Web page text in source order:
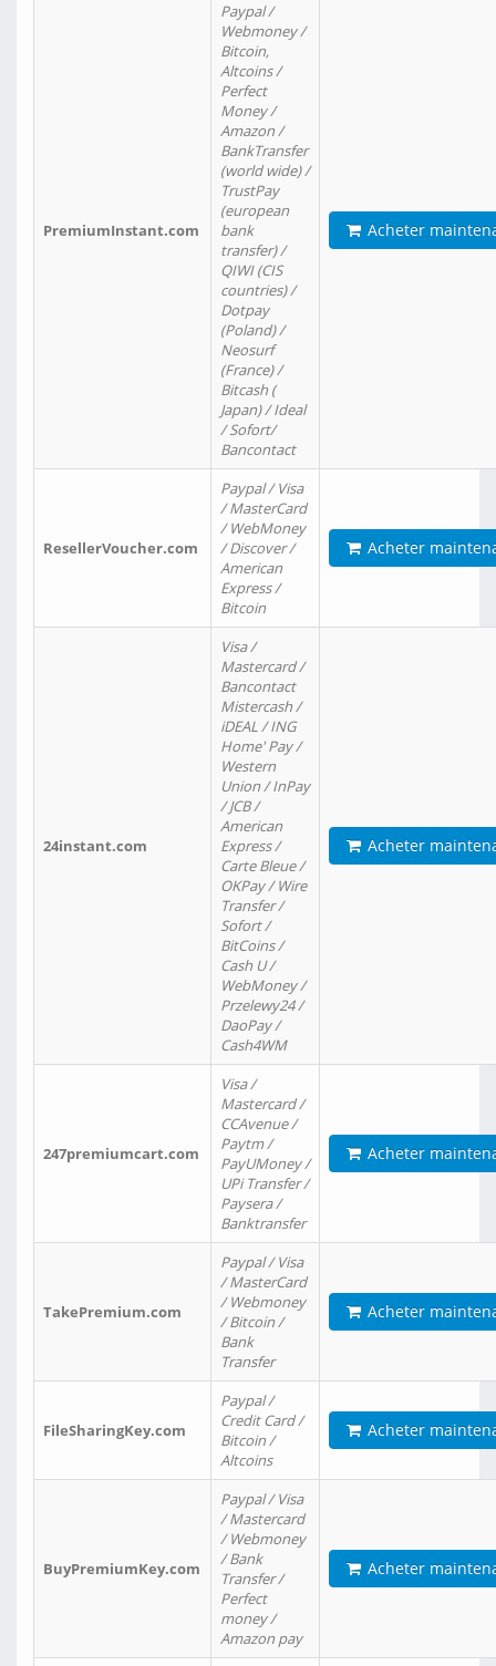
PremiumInstant.com
Paypal /
Webmoney /
Bitcoin,
Altcoins /
Perfect
Money /
Amazon /
BankTransfer
(world wide) /
TrustPay
(european
bank
transfer) /
QIWI (CIS
countries) /
Dotpay
(Poland) /
Neosurf
(France) /
Bitcash (
Japan) / Ideal
/ Sofort/
Bancontact
Acheter
ResellerVoucher.com
Paypal / Visa
/ MasterCard
/ WebMoney
/ Discover /
American
Express /
Bitcoin
Acheter
24instant.com
Visa /
Mastercard /
Bancontact
Mistercash /
iDEAL / ING
Home' Pay /
Western
Union / InPay
/ JCB /
American
Express /
Carte Bleue /
OKPay / Wire
Transfer /
Sofort /
BitCoins /
Cash U /
WebMoney /
Przelewy24 /
DaoPay /
Cash4WM
Acheter
247premiumcart.com
Visa /
Mastercard /
CCAvenue /
Paytm /
PayUMoney /
UPi Transfer /
Paysera /
Banktransfer
Acheter
TakePremium.com
Paypal / Visa
/ MasterCard
/ Webmoney
/ Bitcoin /
Bank
Transfer
Acheter
FileSharingKey.com
Paypal /
Credit Card /
Bitcoin /
Altcoins
Acheter
BuyPremiumKey.com
Paypal / Visa
/ Mastercard
/ Webmoney
/ Bank
Transfer /
Perfect
money /
Amazon pay
Acheter